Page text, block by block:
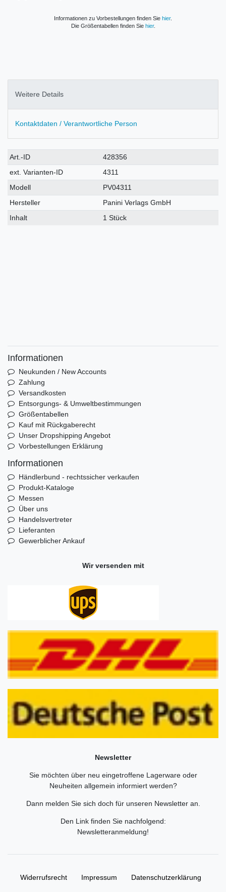
Informationen zu Vorbestellungen finden Sie hier.
Die Größentabellen finden Sie hier.
Weitere Details
Kontaktdaten / Verantwortliche Person
Technisches
Merkmal
Wert
Art.-ID
428356
ext. Varianten-ID
4311
Modell
PV04311
Hersteller
Panini Verlags GmbH
Inhalt
1 Stück
Informationen
Neukunden / New Accounts
Zahlung
Versandkosten
Entsorgungs- & Umweltbestimmungen
Größentabellen
Kauf mit Rückgaberecht
Unser Dropshipping Angebot
Vorbestellungen Erklärung
Informationen
Händlerbund - rechtssicher verkaufen
Produkt-Kataloge
Messen
Über uns
Handelsvertreter
Lieferanten
Gewerblicher Ankauf
Wir versenden mit
Newsletter
Sie möchten über neu eingetroffene Lagerware oder
Neuheiten allgemein informiert werden?
Dann melden Sie sich doch für unseren Newsletter an.
Den Link finden Sie nachfolgend:
Newsletteranmeldung!
Widerrufs­recht Impressum Daten­schutz­erklärung